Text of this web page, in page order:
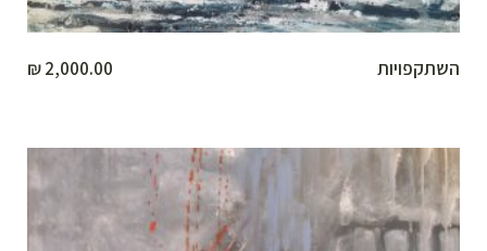
השתקפויות 2,000.00
₪